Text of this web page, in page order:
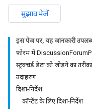
सुझाव भेजें
इस पेज पर, यह जानकारी
फ़ोरम में
स्ट्रक्चर्ड डेटा को जोड़ने का तरीका
उदाहरण
दिशा-निर्देश
कॉन्टेंट के लिए दिशा-निर्देश